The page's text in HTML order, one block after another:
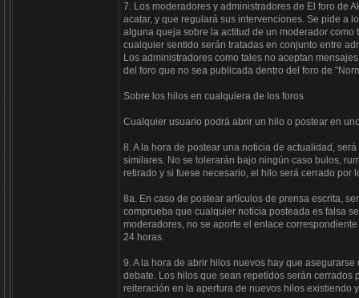
7. Los moderadores y administradores de El foro de
acatar, y que regulará sus intervenciones. Se pide a
alguna queja sobre la actitud de un moderador
cualquier sentido serán tratadas en conjunto entre
Los administradores como tales no aceptan
del foro que no sea publicada dentro del foro de
Sobre los hilos en cualquiera de los foros
Cualquier usuario podrá abrir un hilo o postear en
8. A la hora de postear una noticia de actualidad,
similares. No se tolerarán bajo ningún caso bulos,
retirado y si fuese necesario, el hilo será cerrado por
8a. En caso de postear artículos de prensa escrita,
comprueba que cualquier noticia posteada es falsa
moderadores, no se aporte el enlace
24 horas.
9. A la hora de abrir hilos nuevos hay que
debate. Los hilos que sean repetidos serán
reiteración en la apertura de nuevos hilos existiendo